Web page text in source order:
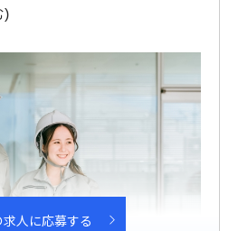
)
求人に応募する